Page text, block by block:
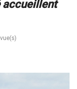
accueillent